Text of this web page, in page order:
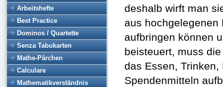
Arbeitshefte
Best Practice
Dominos / Quartette
Senza Tabukarten
Mathe-Pärchen
Calculare
Mathematikverständnis
deshalb wirft man
aus hochgelegenen
aufbringen können
beisteuert, muss
das Essen,
Spendenmitteln